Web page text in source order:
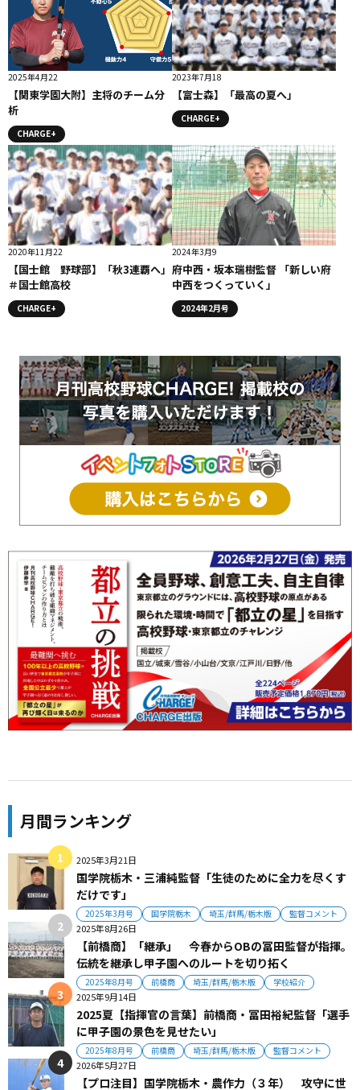
2025年4月22
【関東学園大附】主将のチーム分
析
CHARGE+
2023年7月18
【富士森】「最高の夏へ」
CHARGE+
2020年11月22
【国士館 野球部】「秋3連覇へ」
＃国士館高校
CHARGE+
2024年3月9
府中西・坂本瑞樹監督 「新しい府
中西をつくっていく」
2024年2月号
月間ランキング
2025年3月21日
国学院栃木・三浦純監督「生徒のために全力を尽くす
だけです」
2025年3月号 国学院栃木 埼玉/群馬/栃木版 監督コメント
2025年8月26日
【前橋商】「継承」 今春からOBの冨田監督が指揮。
伝統を継承し甲子園へのルートを切り拓く
2025年8月号 前橋商 埼玉/群馬/栃木版 学校紹介
2025年9月14日
2025夏【指揮官の言葉】前橋商・冨田裕紀監督「選手
に甲子園の景色を見せたい」
2025年8月号 前橋商 埼玉/群馬/栃木版 監督コメント
2026年5月27日
【プロ注目】国学院栃木・農作力（３年） 攻守に世